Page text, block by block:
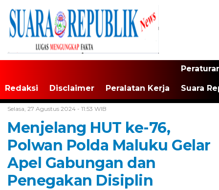
Redaksi Disclaimer Peralatan Kerja Suara
Selasa, 27 Agustus 2024 - 11:53 WIB
Menjelang HUT ke-76,
Polwan Polda Maluku Gelar
Apel Gabungan dan
Penegakan Disiplin